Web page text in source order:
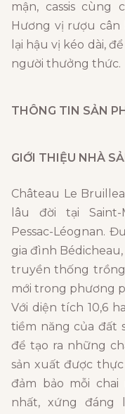
mận, cassis cùng
Hương vị rượu cân
lại hậu vị kéo dài,
người thưởng thức.
THÔNG TIN SẢN
GIỚI THIỆU NHÀ
Château Le
lâu đời tại Saint-
Pessac-Léognan.
gia đình
truyền thống trồng
mới trong phương
Với diện tích 10,6
tiềm năng của đất
để tạo ra những
sản xuất được
đảm bảo mỗi
nhất, xứng đáng